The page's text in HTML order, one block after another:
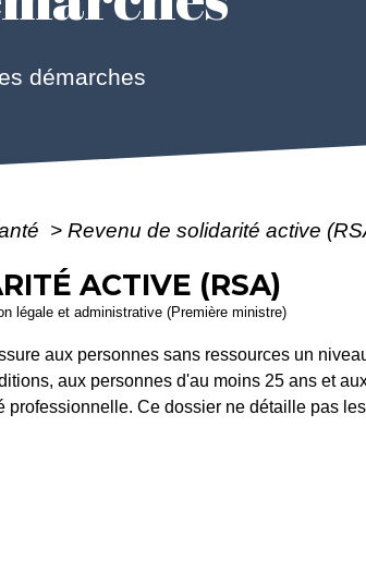
démarches
> Revenu de solidarité active
ACTIVE (RSA)
légale et administrative (Première ministre)
aux personnes sans ressources un
aux personnes d'au moins 25 ans et
professionnelle. Ce dossier ne détaille pas